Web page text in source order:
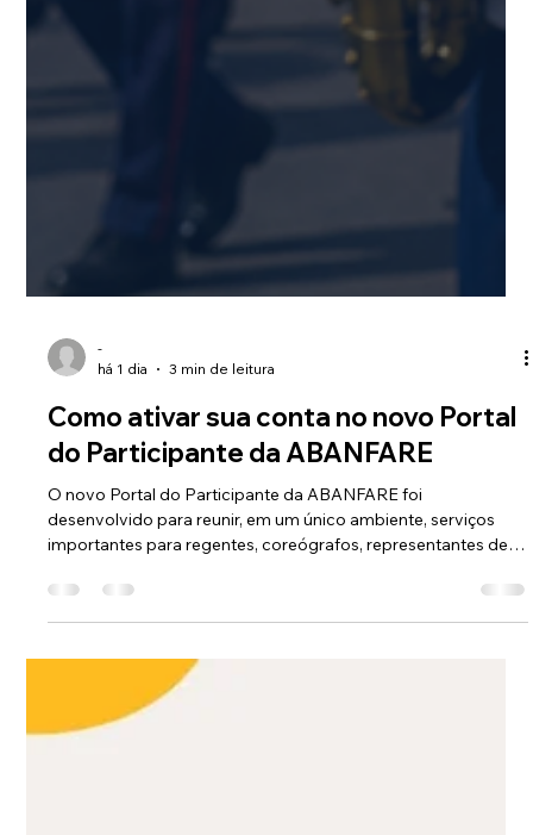
há 1 dia
3 min de leitura
Como ativar sua conta no novo Portal
do Participante da ABANFARE
O novo Portal do Participante da ABANFARE foi
importantes para regentes, coreógrafos, representantes de
corporações, associados e demais participantes das